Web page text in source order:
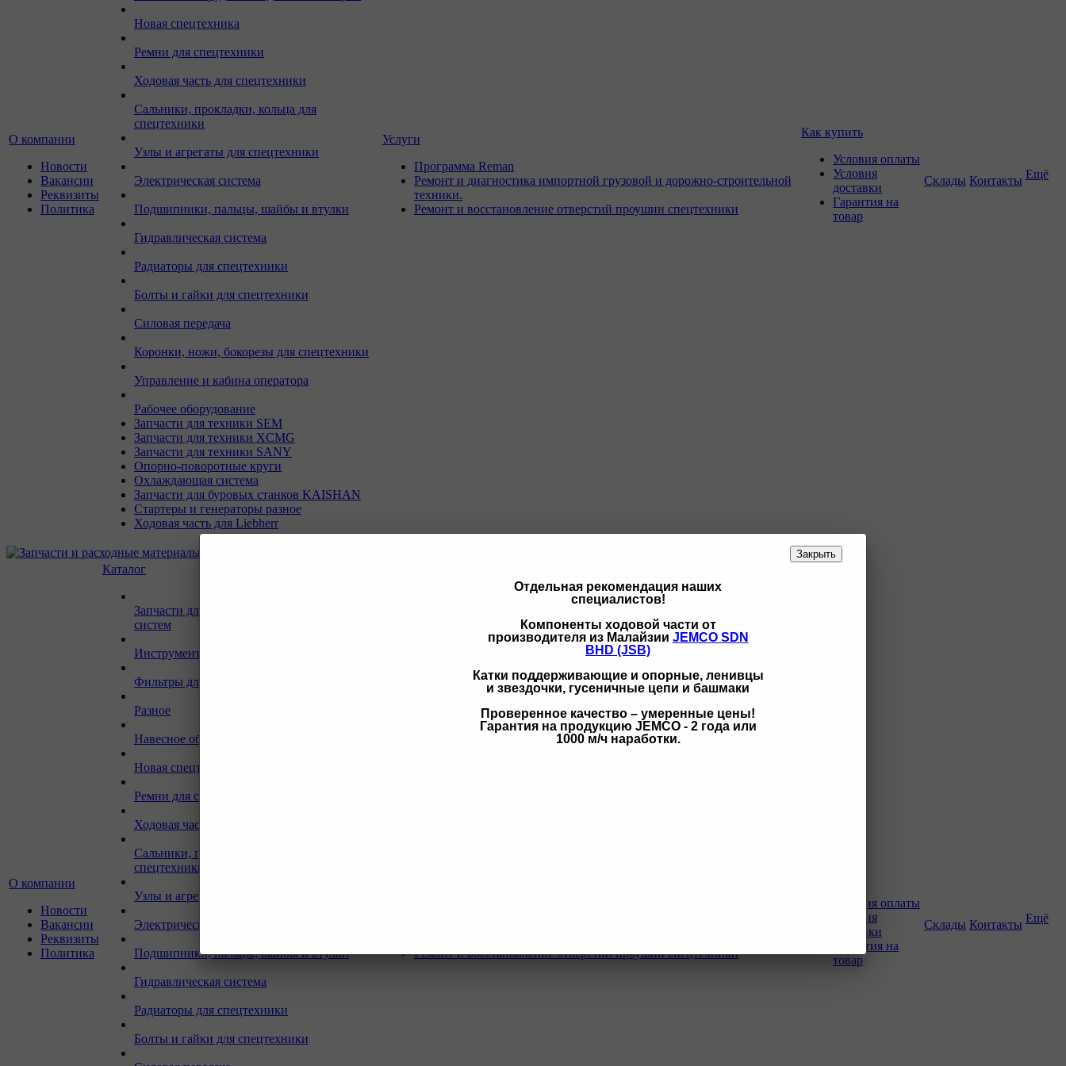
Закрыть
Отдельная рекомендация наших
специалистов!
Компоненты ходовой части от
производителя из Малайзии JEMCO SDN
BHD (JSB)
Катки поддерживающие и опорные, ленивцы
и звездочки, гусеничные цепи и башмаки
Проверенное качество – умеренные цены!
Гарантия на продукцию JEMCO - 2 года или
1000 м/ч наработки.
О компании
Новости
Вакансии
Реквизиты
Политика
Новая спецтехника
Ремни для спецтехники
Ходовая часть для спецтехники
Сальники, прокладки, кольца для
спецтехники
Узлы и агрегаты для спецтехники
Электрическая система
Подшипники, пальцы, шайбы и втулки
Гидравлическая система
Радиаторы для спецтехники
Болты и гайки для спецтехники
Силовая передача
Коронки, ножи, бокорезы для спецтехники
Управление и кабина оператора
Рабочее оборудование
Запчасти для техники SEM
Запчасти для техники XCMG
Запчасти для техники SANY
Опорно-поворотные круги
Охлаждающая система
Запчасти для буровых станков KAISHAN
Стартеры и генераторы разное
Ходовая часть для Liebherr
Услуги
Программа Reman
Ремонт и диагностика импортной грузовой и дорожно-строительной
техники.
Ремонт и восстановление отверстий проушин спецтехники
Как купить
Условия оплаты
Условия
доставки
Гарантия на
товар
Склады Контакты Ещё
О компании
Новости
Вакансии
Реквизиты
Политика
Каталог
Запчасти для двигателей и сопутствующих
систем
Инструмент и материалы для СТО
Фильтры для спецтехники
Разное
Навесное оборудование для экскаваторов
Новая спецтехника
Ремни для спецтехники
Ходовая часть для спецтехники
Сальники, прокладки, кольца для
спецтехники
Узлы и агрегаты для спецтехники
Электрическая система
Подшипники, пальцы, шайбы и втулки
Гидравлическая система
Радиаторы для спецтехники
Болты и гайки для спецтехники
Ремонт и восстановление отверстий проушин спецтехники
Условия оплаты
Условия
доставки
Гарантия на
товар
Склады Контакты Ещё